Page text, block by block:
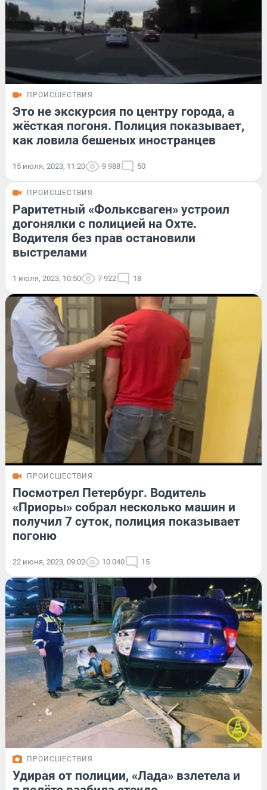
ПРОИСШЕСТВИЯ
Это не экскурсия по центру города, а
жёсткая погоня. Полиция показывает,
как ловила бешеных иностранцев
15 июля, 2023, 11:20 9 988 50
ПРОИСШЕСТВИЯ
Раритетный «Фольксваген» устроил
догонялки с полицией на Охте.
Водителя без прав остановили
выстрелами
1 июля, 2023, 10:50 7 922 18
ПРОИСШЕСТВИЯ
Посмотрел Петербург. Водитель
«Приоры» собрал несколько машин и
получил 7 суток, полиция показывает
погоню
22 июня, 2023, 09:02 10 040 15
ПРОИСШЕСТВИЯ
Удирая от полиции, «Лада» взлетела и